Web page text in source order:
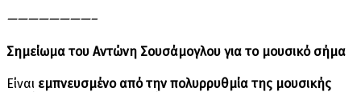
————————–
Σημείωμα του Αντώνη Σουσάμογλου για το μουσικό σήμα
Είναι εμπνευσμένο από την πολυρρυθμία της μουσικής